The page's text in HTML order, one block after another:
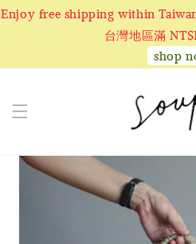
Enjoy free shipping within
台灣地區滿
shop